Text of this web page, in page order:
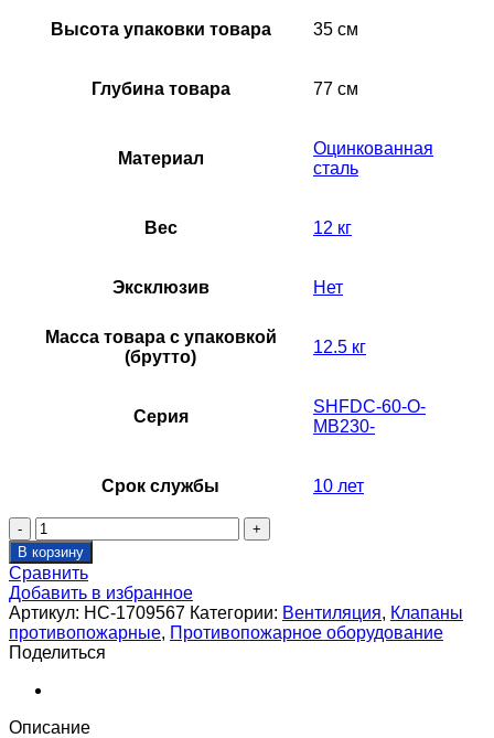
Высота упаковки товара 35 см
Глубина товара 77 см
Материал
Оцинкованная
сталь
Вес 12 кг
Эксклюзив Нет
Масса товара с упаковкой
(брутто)
12.5 кг
Серия
SHFDC-60-O-
MB230-
Срок службы 10 лет
Количество
товара
Клапан
противопожарный
SHUFT
SHFDC-
60-
O-
d630-
0-
В корзину
Сравнить
Добавить в избранное
Артикул: НС-1709567 Категории: Вентиляция, Клапаны
противопожарные, Противопожарное оборудование
Поделиться
Описание